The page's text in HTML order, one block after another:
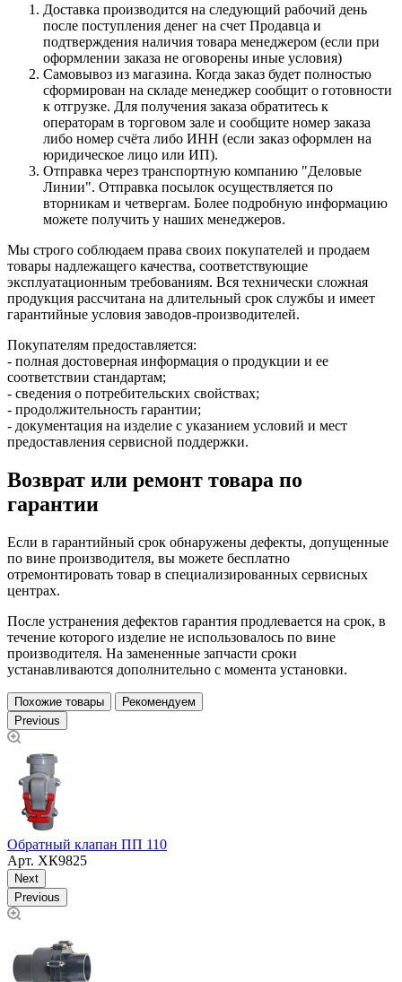
Доставка производится на следующий рабочий день
после поступления денег на счет Продавца и
подтверждения наличия товара менеджером (если при
оформлении заказа не оговорены иные условия)
Самовывоз из магазина. Когда заказ будет полностью
сформирован на складе менеджер сообщит о готовности
к отгрузке. Для получения заказа обратитесь к
операторам в торговом зале и сообщите номер заказа
либо номер счёта либо ИНН (если заказ оформлен на
юридическое лицо или ИП).
Отправка через транспортную компанию "Деловые
Линии". Отправка посылок осуществляется по
вторникам и четвергам. Более подробную информацию
можете получить у наших менеджеров.
Мы строго соблюдаем права своих покупателей и продаем
товары надлежащего качества, соответствующие
эксплуатационным требованиям. Вся технически сложная
продукция рассчитана на длительный срок службы и имеет
гарантийные условия заводов-производителей.
Покупателям предоставляется:
- полная достоверная информация о продукции и ее
соответствии стандартам;
- сведения о потребительских свойствах;
- продолжительность гарантии;
- документация на изделие с указанием условий и мест
предоставления сервисной поддержки.
Возврат или ремонт товара по
гарантии
Если в гарантийный срок обнаружены дефекты, допущенные
по вине производителя, вы можете бесплатно
отремонтировать товар в специализированных сервисных
центрах.
После устранения дефектов гарантия продлевается на срок, в
течение которого изделие не использовалось по вине
производителя. На замененные запчасти сроки
устанавливаются дополнительно с момента установки.
Похожие товары
Рекомендуем
Previous
Обратный клапан ПП 110
Арт. ХК9825
Next
Previous